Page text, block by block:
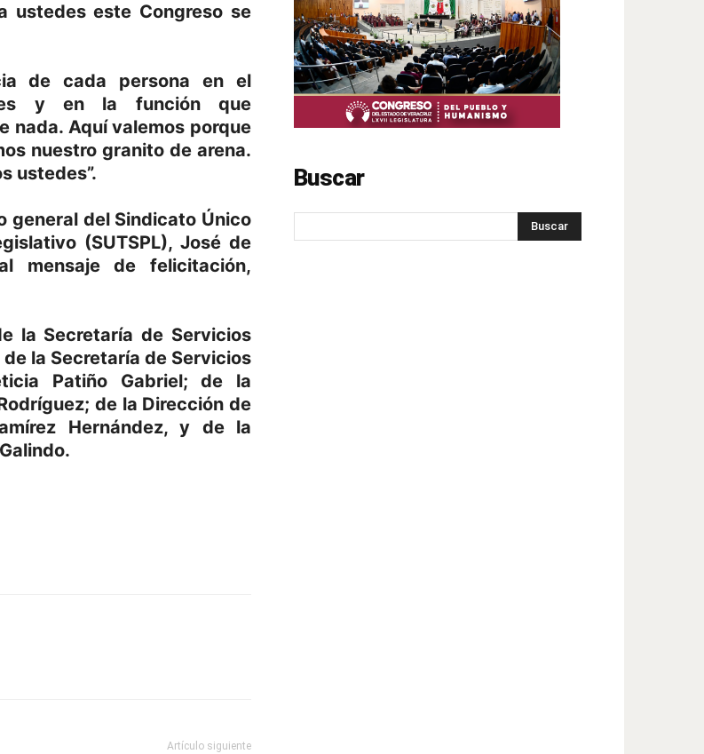
ustedes este Congreso se
de cada persona en el
y en la función que
nada. Aquí valemos porque
nuestro granito de arena.
ustedes”.
general del Sindicato Único
(SUTSPL), José de
mensaje de felicitación,
la Secretaría de Servicios
la Secretaría de Servicios
Patiño Gabriel; de la
de la Dirección de
Hernández, y de la
Artículo siguiente
Buscar